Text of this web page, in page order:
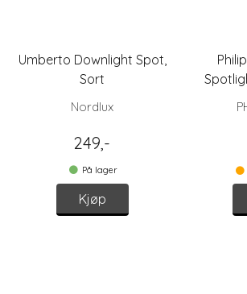
Umberto Downlight Spot,
Sort
Nordlux
249,-
På lager
Kjøp